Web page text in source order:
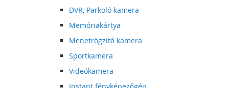
DVR, Parkoló kamera
Memóriakártya
Menetrögzítő kamera
Sportkamera
Videókamera